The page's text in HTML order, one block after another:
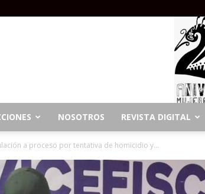
NOSOTROS REVISTA DIGITAL
a proceso por tentativa de homicidio y...